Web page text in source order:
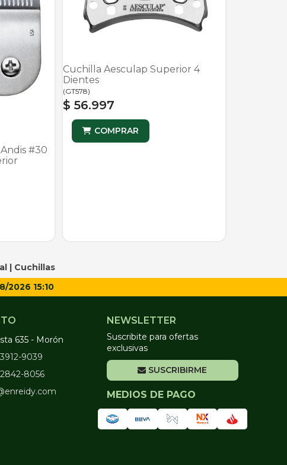
#30
Cuchilla Aesculap Superior 4
Dientes
(GT578)
$ 56.997
COMPRAR
| Cuchillas
2026 15:10
635 - Morón
3912-9039
2842-8056
NEWSLETTER
Suscribite para ofertas
exclusivas
SUSCRIBIRME
MEDIOS DE PAGO